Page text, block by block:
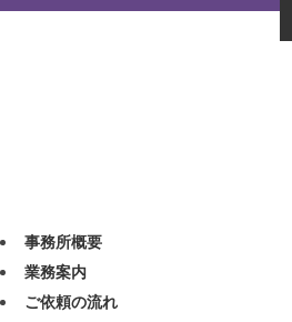
事務所概要
業務案内
ご依頼の流れ